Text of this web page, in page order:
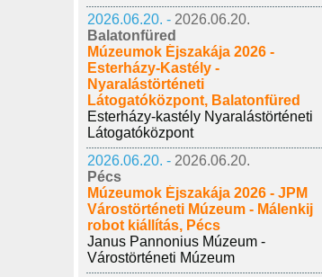
2026.06.20. - 2026.06.20.
Balatonfüred
Múzeumok Éjszakája 2026 -
Esterházy-Kastély -
Nyaralástörténeti
Látogatóközpont, Balatonfüred
Esterházy-kastély Nyaralástörténeti
Látogatóközpont
2026.06.20. - 2026.06.20.
Pécs
Múzeumok Éjszakája 2026 - JPM
Várostörténeti Múzeum - Málenkij
robot kiállítás, Pécs
Janus Pannonius Múzeum -
Várostörténeti Múzeum